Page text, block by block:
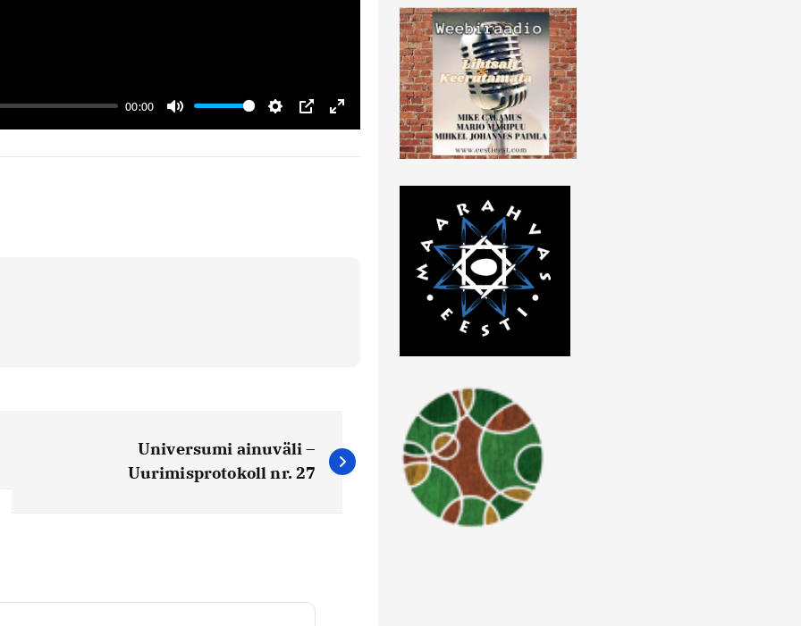
00:00
Mute Settings
PIP Enter fullscreen
Universumi ainuväli –
Uurimisprotokoll nr. 27